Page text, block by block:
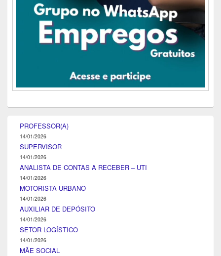
PROFESSOR(A)
14/01/2026
SUPERVISOR
14/01/2026
ANALISTA DE CONTAS A RECEBER – UTI
14/01/2026
MOTORISTA URBANO
14/01/2026
AUXILIAR DE DEPÓSITO
14/01/2026
SETOR LOGÍSTICO
14/01/2026
MÃE SOCIAL